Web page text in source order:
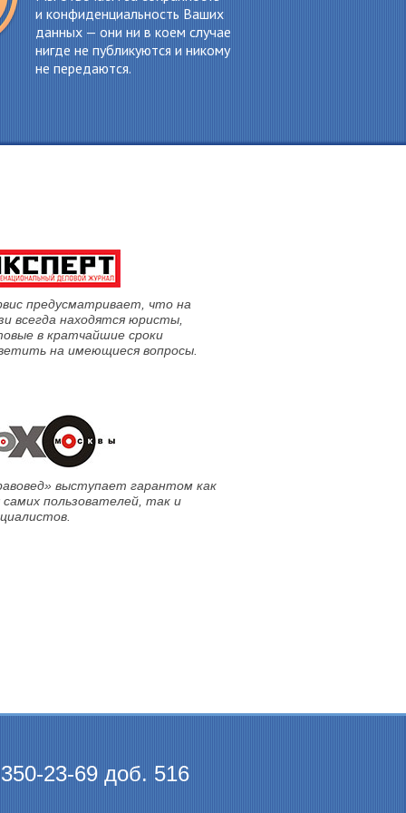
и конфиденциальность Ваших
данных — они ни в коем случае
нигде не публикуются и никому
не передаются.
предусматривает, что на
всегда находятся юристы,
в кратчайшие сроки
на имеющиеся вопросы.
выступает гарантом как
самих пользователей, так и
23-69 доб. 516